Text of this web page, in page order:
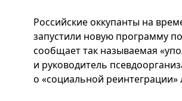
Российские оккупанты на
запустили новую программу
сообщает так называемая
и руководитель
о «социальной